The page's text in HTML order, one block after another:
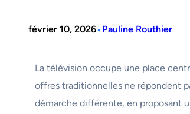
février 10, 2026• Pauline Routhier
La télévision occupe une place
offres traditionnelles ne répondent
démarche différente, en proposant